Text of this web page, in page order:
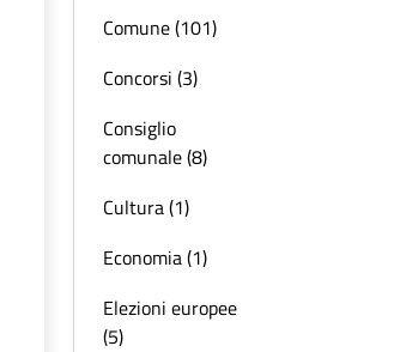
Comune (101)
Concorsi (3)
Consiglio
comunale (8)
Cultura (1)
Economia (1)
Elezioni europee
(5)